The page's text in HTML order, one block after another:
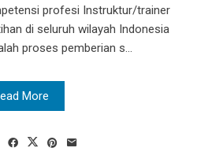
profesi Instruktur/trainer
di seluruh wilayah Indonesia
proses pemberian s...
More